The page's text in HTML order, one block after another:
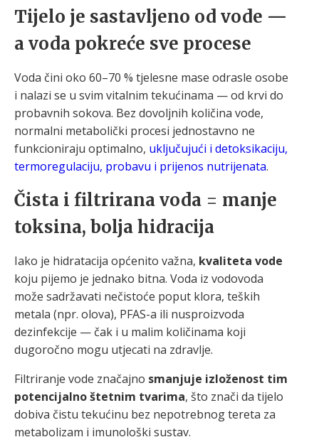
Tijelo je sastavljeno od vode —
a voda pokreće sve procese
Voda čini oko 60–70 % tjelesne mase odrasle osobe
i nalazi se u svim vitalnim tekućinama — od krvi do
probavnih sokova. Bez dovoljnih količina vode,
normalni metabolički procesi jednostavno ne
funkcioniraju optimalno, uključujući i detoksikaciju,
termoregulaciju, probavu i prijenos nutrijenata.
Čista i filtrirana voda = manje
toksina, bolja hidracija
Iako je hidratacija općenito važna, kvaliteta vode
koju pijemo je jednako bitna. Voda iz vodovoda
može sadržavati nečistoće poput klora, teških
metala (npr. olova), PFAS-a ili nusproizvoda
dezinfekcije — čak i u malim količinama koji
dugoročno mogu utjecati na zdravlje.
Filtriranje vode značajno smanjuje izloženost tim
potencijalno štetnim tvarima, što znači da tijelo
dobiva čistu tekućinu bez nepotrebnog tereta za
metabolizam i imunološki sustav.